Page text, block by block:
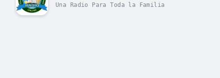
Una Radio Para Toda la Familia